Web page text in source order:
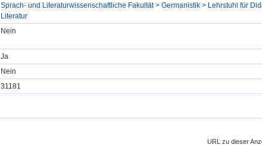
Sprach- und Literaturwissenschaftliche Fakultät > Germanistik > Lehrstuhl für
Literatur
Nein
Ja
Nein
31181
URL zu dieser